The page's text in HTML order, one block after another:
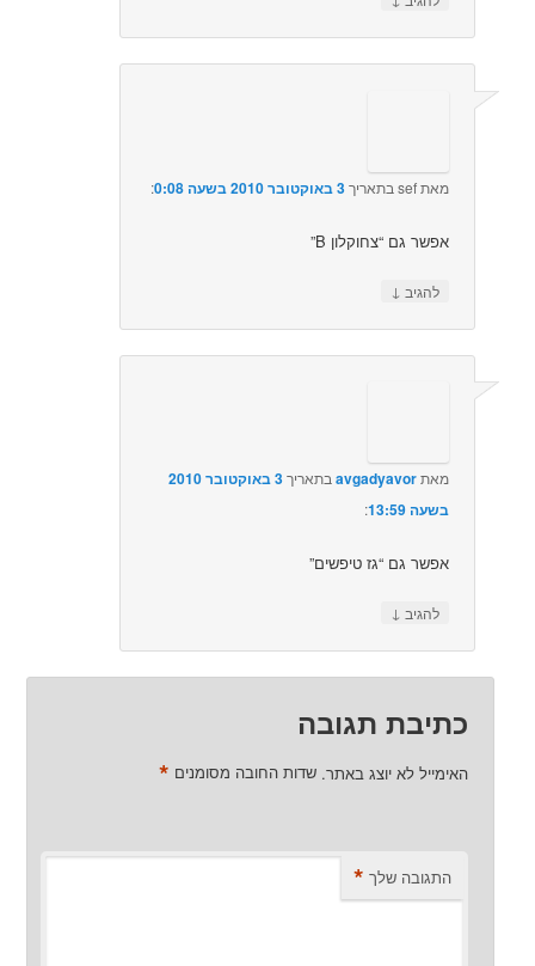
מאתsef בתאריך3 באוקטובר 2010 בשעה 0:08 :‏
אפשר גם “צחוקלון B”
להגיב ↓
מאתavgadyavor בתאריך
3 באוקטובר 2010
בשעה 13:59
:‏
אפשר גם “גז טיפשים”
להגיב ↓
כתיבת תגובה
האימייל לא יוצג באתר. שדות החובה מסומנים *
התגובה שלך *